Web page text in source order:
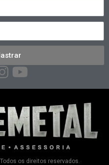
os direitos reservados.